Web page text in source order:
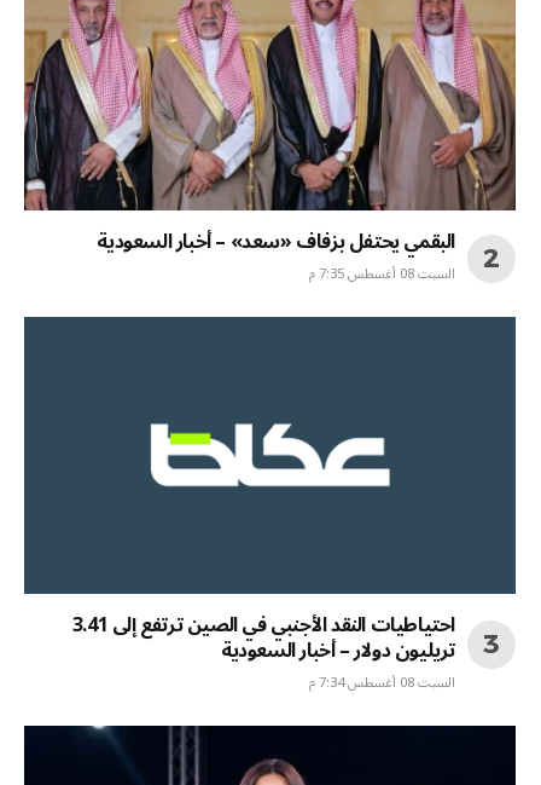
البقمي يحتفل بزفاف «سعد» – أخبار السعودية
السبت 08 أغسطس 7:35 م
احتياطيات النقد الأجنبي في الصين ترتفع إلى 3.41
تريليون دولار – أخبار السعودية
السبت 08 أغسطس 7:34 م